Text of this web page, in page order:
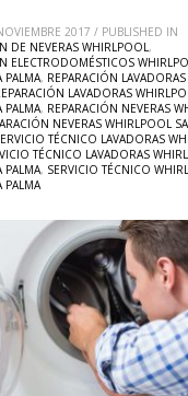
2017 / PUBLISHED IN
DE NEVERAS WHIRLPOOL,
ELECTRODOMÉSTICOS
PALMA, REPARACIÓN
LAVADORAS
PALMA, REPARACIÓN NEVERAS
NEVERAS WHIRLPOOL
TÉCNICO LAVADORAS
TÉCNICO LAVADORAS
PALMA, SERVICIO TÉCNICO
PALMA